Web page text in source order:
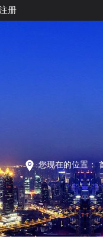
册
您现在的位置：